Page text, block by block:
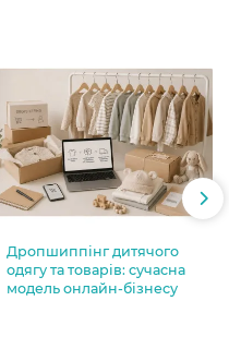
Дропшиппінг дитячого
одягу та товарів: сучасна
модель онлайн-бізнесу